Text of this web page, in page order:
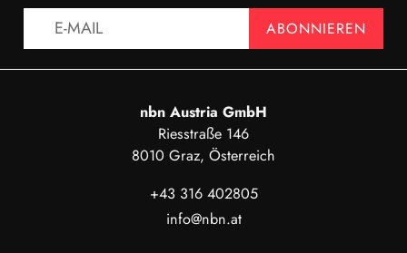
ABONNIEREN
nbn Austria GmbH
Riesstraße 146
8010 Graz, Österreich
+43 316 402805
info@nbn.at